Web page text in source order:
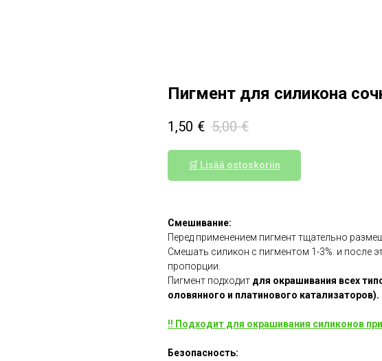
Пигмент для силикона
1,50 € 5,00 €
🛒 Lisää ostoskoriin
Смешивание:
Перед применением пигмент тщательно
Смешать силикон с пигментом 1-3%. и после
пропорции.
Пигмент подходит для окрашивания всех
оловянного и платинового катализаторов).
!! Подходит для окрашивания силиконов
Безопасность: